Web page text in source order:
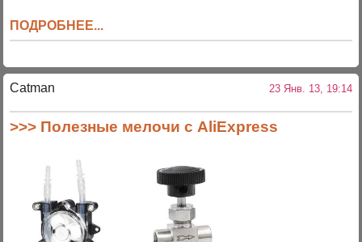
ПОДРОБНЕЕ...
Catman 23 Янв. 13, 19:14
>>> Полезные мелочи с AliExpress